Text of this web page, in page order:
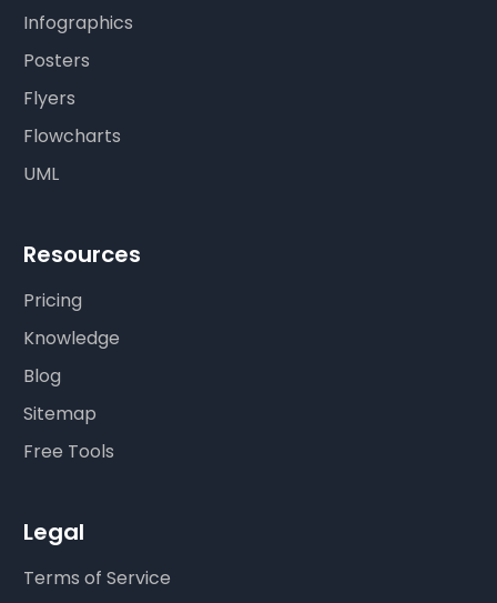
Infographics
Posters
Flyers
Flowcharts
UML
Resources
Pricing
Knowledge
Blog
Sitemap
Free Tools
Legal
Terms of Service